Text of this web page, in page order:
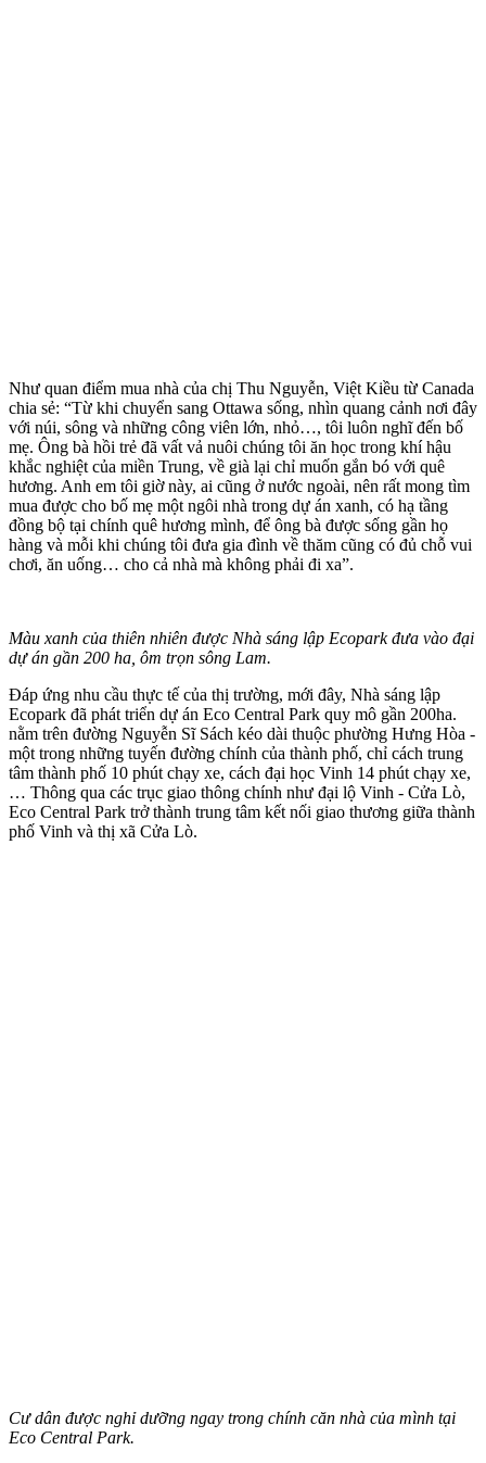
Như quan điểm mua nhà của chị Thu Nguyễn, Việt Kiều từ Canada
chia sẻ: “Từ khi chuyển sang Ottawa sống, nhìn quang cảnh nơi đây
với núi, sông và những công viên lớn, nhỏ…, tôi luôn nghĩ đến bố
mẹ. Ông bà hồi trẻ đã vất vả nuôi chúng tôi ăn học trong khí hậu
khắc nghiệt của miền Trung, về già lại chỉ muốn gắn bó với quê
hương. Anh em tôi giờ này, ai cũng ở nước ngoài, nên rất mong tìm
mua được cho bố mẹ một ngôi nhà trong dự án xanh, có hạ tầng
đồng bộ tại chính quê hương mình, để ông bà được sống gần họ
hàng và mỗi khi chúng tôi đưa gia đình về thăm cũng có đủ chỗ vui
chơi, ăn uống… cho cả nhà mà không phải đi xa”.
Màu xanh của thiên nhiên được Nhà sáng lập Ecopark đưa vào đại
dự án gần 200 ha, ôm trọn sông Lam.
Đáp ứng nhu cầu thực tế của thị trường, mới đây, Nhà sáng lập
Ecopark đã phát triển dự án Eco Central Park quy mô gần 200ha.
nằm trên đường Nguyễn Sĩ Sách kéo dài thuộc phường Hưng Hòa -
một trong những tuyến đường chính của thành phố, chỉ cách trung
tâm thành phố 10 phút chạy xe, cách đại học Vinh 14 phút chạy xe,
… Thông qua các trục giao thông chính như đại lộ Vinh - Cửa Lò,
Eco Central Park trở thành trung tâm kết nối giao thương giữa thành
phố Vinh và thị xã Cửa Lò.
Cư dân được nghỉ dưỡng ngay trong chính căn nhà của mình tại
Eco Central Park.